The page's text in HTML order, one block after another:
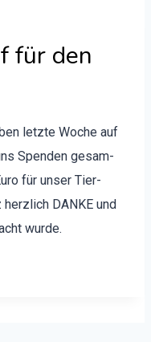
für den
let­zte Woche auf
Spenden gesam­
für unser Tier­
DANKE und
wurde.